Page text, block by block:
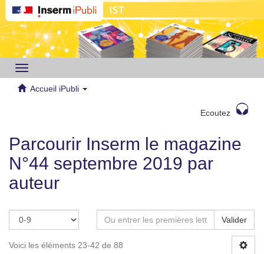
Toggle
navigation
Accueil iPubli
Ecoutez
Parcourir Inserm le magazine
N°44 septembre 2019 par
auteur
Valider
Voici les éléments 23-42 de 88